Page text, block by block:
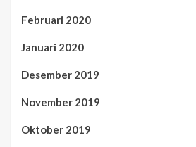
Februari 2020
Januari 2020
Desember 2019
November 2019
Oktober 2019